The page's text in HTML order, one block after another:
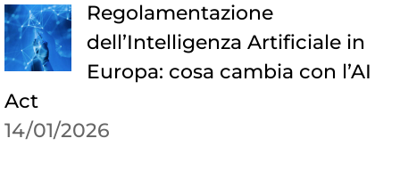
Regolamentazione
dell’Intelligenza Artificiale in
Europa: cosa cambia con l’AI
Act
14/01/2026